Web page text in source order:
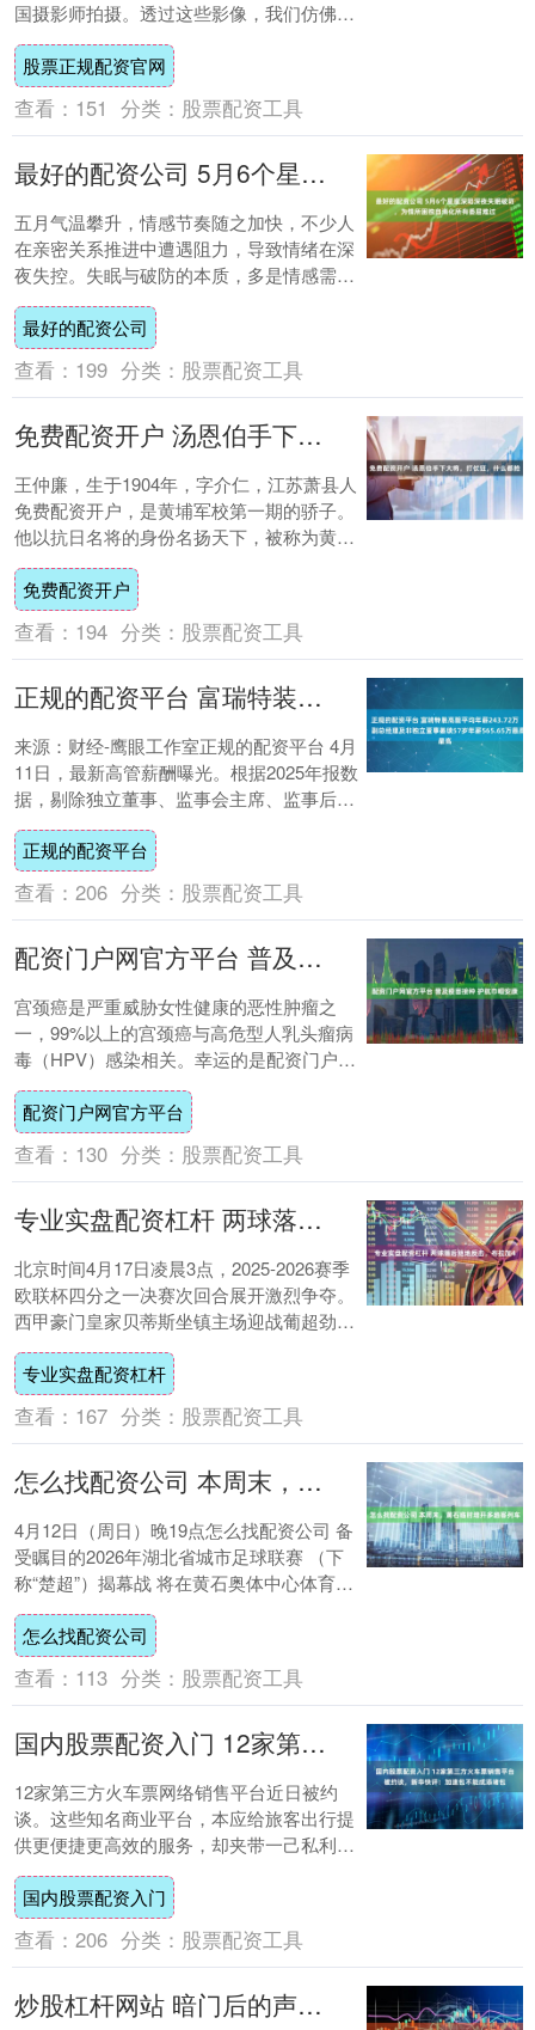
国摄影师拍摄。透过这些影像，我们仿佛能
够穿越时空，感受到那个年代北京城独有的
韵味。尽....
股票正规配资官网
查看： 151 分类： 股票配资工具
最好的配资公司 5月6个星座深陷深夜失眠破防，为情所困独自消化所有委屈难过
五月气温攀升，情感节奏随之加快，不少人
在亲密关系推进中遭遇阻力，导致情绪在深
夜失控。失眠与破防的本质，多是情感需求
未得到精准满足，又缺乏有效沟通渠道，只
能独自消....
最好的配资公司
查看： 199 分类： 股票配资工具
免费配资开户 汤恩伯手下大将，打仗狂，什么都抢
王仲廉，生于1904年，字介仁，江苏萧县人
免费配资开户，是黄埔军校第一期的骄子。
他以抗日名将的身份名扬天下，被称为黄埔
一期的徐州三王之一。与同时代的将领相
比，王....
免费配资开户
查看： 194 分类： 股票配资工具
正规的配资平台 富瑞特装高管平均年薪243.72万：副总经理及非独立董事姜琰57岁年薪565.65万最高
来源：财经-鹰眼工作室正规的配资平台 4月
11日，最新高管薪酬曝光。根据2025年报数
据，剔除独立董事、监事会主席、监事后，
富瑞特装共有7位董事和高级管理人员。....
正规的配资平台
查看： 206 分类： 股票配资工具
配资门户网官方平台 普及疫苗接种 护航巾帼安康
宫颈癌是严重威胁女性健康的恶性肿瘤之
一，99%以上的宫颈癌与高危型人乳头瘤病
毒（HPV）感染相关。幸运的是配资门户网
官方平台，宫颈癌是目前世界上唯一病因明
确且可....
配资门户网官方平台
查看： 130 分类： 股票配资工具
专业实盘配资杠杆 两球落后绝地反击，布拉加4
北京时间4月17日凌晨3点，2025-2026赛季
欧联杯四分之一决赛次回合展开激烈争夺。
西甲豪门皇家贝蒂斯坐镇主场迎战葡超劲旅
布拉加。首回合双方以1-1握手言和....
专业实盘配资杠杆
查看： 167 分类： 股票配资工具
怎么找配资公司 本周末，黄石临时增开多趟客列车
4月12日（周日）晚19点怎么找配资公司 备
受瞩目的2026年湖北省城市足球联赛 （下
称“楚超”）揭幕战 将在黄石奥体中心体育场
激情开战 为更好服务“楚超” 为....
怎么找配资公司
查看： 113 分类： 股票配资工具
国内股票配资入门 12家第三方火车票销售平台被约谈，新华快评：加速包不能成添堵包
12家第三方火车票网络销售平台近日被约
谈。这些知名商业平台，本应给旅客出行提
供更便捷更高效的服务，却夹带一己私利，
忽略甚至放弃主体责任与社会责任，各种陷
阱套路，....
国内股票配资入门
查看： 206 分类： 股票配资工具
炒股杠杆网站 暗门后的声息将悬疑拉满梨花声音教育